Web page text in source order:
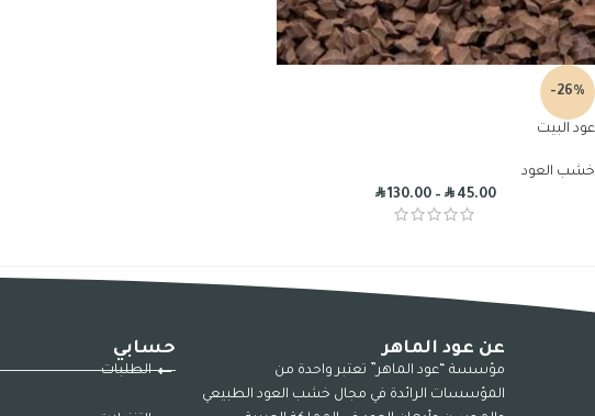
-26%
عود البيت
خشب العود
R45.00
–
R130.00
عن عود الماهر
مؤسسة “عود الماهر” تعتبر واحدة من
المؤسسات الرائدة في مجال خشب العود الطبيعي
حسابي
الطلبات